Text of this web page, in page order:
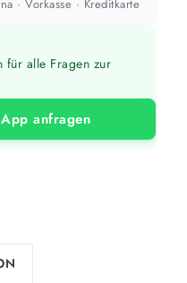
· Vorkasse · Kreditkarte
für alle Fragen zur
anfragen